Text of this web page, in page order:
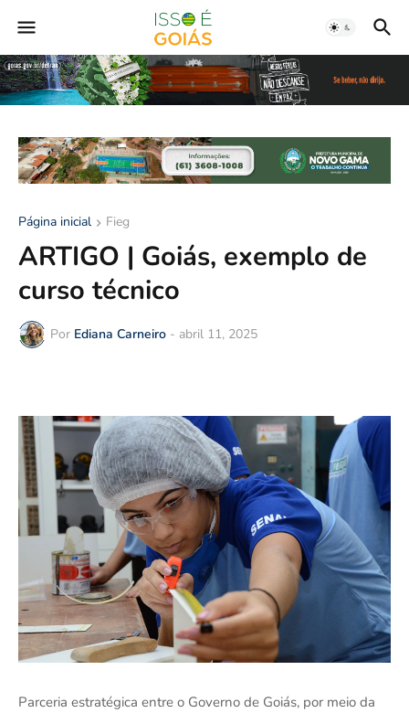
Página inicial Fieg
ARTIGO | Goiás, exemplo de
curso técnico
Por Ediana Carneiro - abril 11, 2025
Parceria estratégica entre o Governo de Goiás, por meio da